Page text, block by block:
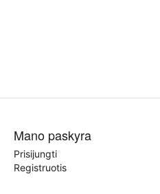
Mano paskyra
Prisijungti
Registruotis